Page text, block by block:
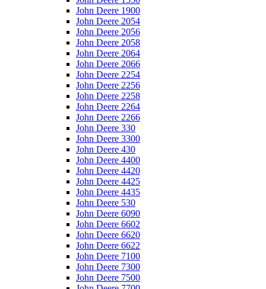
John Deere 1900
John Deere 2054
John Deere 2056
John Deere 2058
John Deere 2064
John Deere 2066
John Deere 2254
John Deere 2256
John Deere 2258
John Deere 2264
John Deere 2266
John Deere 330
John Deere 3300
John Deere 430
John Deere 4400
John Deere 4420
John Deere 4425
John Deere 4435
John Deere 530
John Deere 6090
John Deere 6602
John Deere 6620
John Deere 6622
John Deere 7100
John Deere 7300
John Deere 7500